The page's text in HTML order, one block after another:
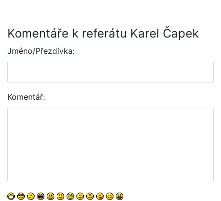
Komentáře k referátu Karel Čapek
Jméno/Přezdívka:
Komentář: